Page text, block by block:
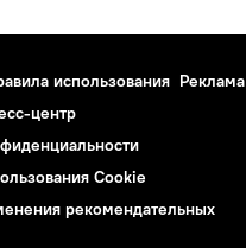
использования Реклама
центр
Cookie
рекомендательных